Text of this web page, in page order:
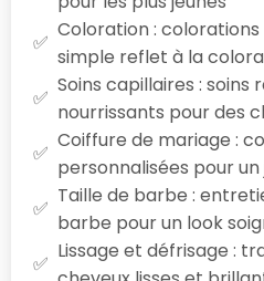
Coloration :
simple reflet à la
Soins capillaires :
nourrissants pour des
Coiffure de mariage :
personnalisées pour un
Taille de barbe :
barbe pour un look
Lissage et défrisage :